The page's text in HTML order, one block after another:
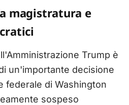
magistratura e
Trump è
un'importante decisione
federale di Washington
sospeso